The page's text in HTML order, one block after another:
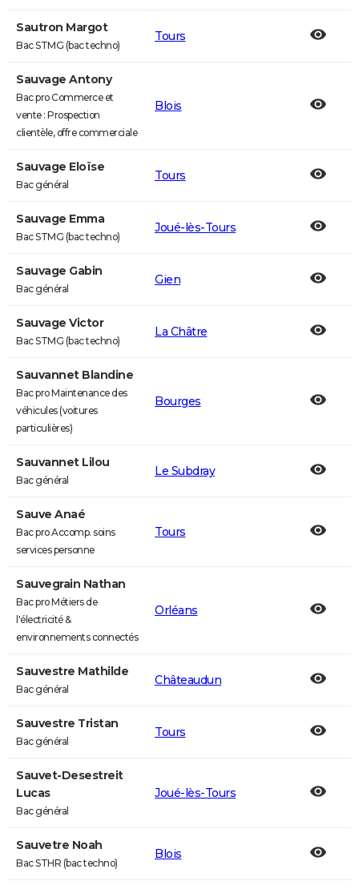
Sautron Margot
Bac STMG (bac techno)
Tours
Sauvage Antony
Bac pro Commerce et
vente : Prospection
clientèle, offre commerciale
Blois
Sauvage Eloïse
Bac général
Tours
Sauvage Emma
Bac STMG (bac techno)
Joué-lès-Tours
Sauvage Gabin
Bac général
Gien
Sauvage Victor
Bac STMG (bac techno)
La Châtre
Sauvannet Blandine
Bac pro Maintenance des
véhicules (voitures
particulières)
Bourges
Sauvannet Lilou
Bac général
Le Subdray
Sauve Anaé
Bac pro Accomp. soins
services personne
Tours
Sauvegrain Nathan
Bac pro Métiers de
l'électricité &
environnements connectés
Orléans
Sauvestre Mathilde
Bac général
Châteaudun
Sauvestre Tristan
Bac général
Tours
Sauvet-Desestreit
Lucas
Bac général
Joué-lès-Tours
Sauvetre Noah
Bac STHR (bac techno)
Blois